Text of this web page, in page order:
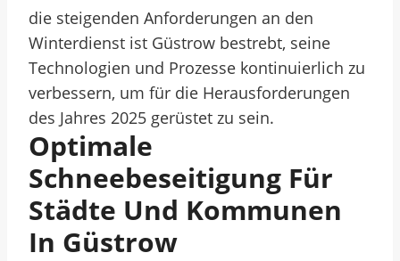
die steigenden Anforderungen an den
Winterdienst ist Güstrow bestrebt, seine
Technologien und Prozesse kontinuierlich zu
verbessern, um für die Herausforderungen
des Jahres 2025 gerüstet zu sein.
Optimale
Schneebeseitigung Für
Städte Und Kommunen
In Güstrow